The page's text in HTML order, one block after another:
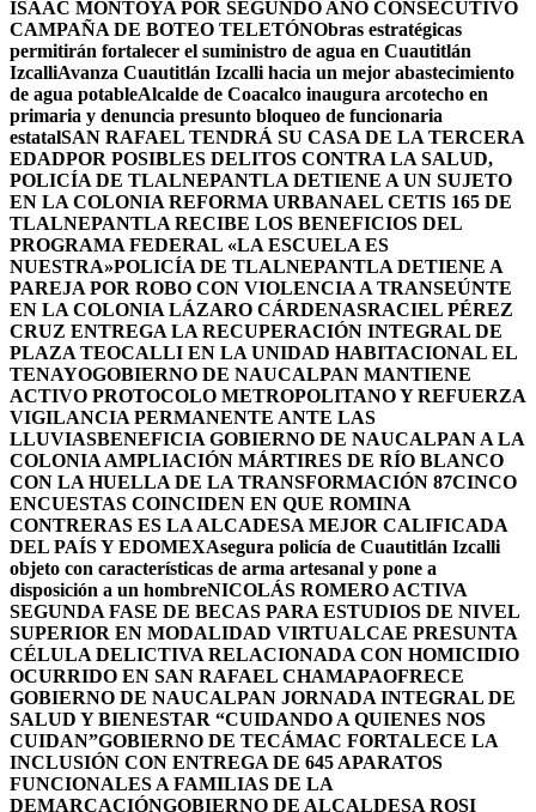
ISAAC MONTOYA POR SEGUNDO AÑO CONSECUTIVO
CAMPAÑA DE BOTEO TELETÓNObras estratégicas
permitirán fortalecer el suministro de agua en Cuautitlán
IzcalliAvanza Cuautitlán Izcalli hacia un mejor abastecimiento
de agua potableAlcalde de Coacalco inaugura arcotecho en
primaria y denuncia presunto bloqueo de funcionaria
estatalSAN RAFAEL TENDRÁ SU CASA DE LA TERCERA
EDADPOR POSIBLES DELITOS CONTRA LA SALUD,
POLICÍA DE TLALNEPANTLA DETIENE A UN SUJETO
EN LA COLONIA REFORMA URBANAEL CETIS 165 DE
TLALNEPANTLA RECIBE LOS BENEFICIOS DEL
PROGRAMA FEDERAL «LA ESCUELA ES
NUESTRA»POLICÍA DE TLALNEPANTLA DETIENE A
PAREJA POR ROBO CON VIOLENCIA A TRANSEÚNTE
EN LA COLONIA LÁZARO CÁRDENASRACIEL PÉREZ
CRUZ ENTREGA LA RECUPERACIÓN INTEGRAL DE
PLAZA TEOCALLI EN LA UNIDAD HABITACIONAL EL
TENAYOGOBIERNO DE NAUCALPAN MANTIENE
ACTIVO PROTOCOLO METROPOLITANO Y REFUERZA
VIGILANCIA PERMANENTE ANTE LAS
LLUVIASBENEFICIA GOBIERNO DE NAUCALPAN A LA
COLONIA AMPLIACIÓN MÁRTIRES DE RÍO BLANCO
CON LA HUELLA DE LA TRANSFORMACIÓN 87CINCO
ENCUESTAS COINCIDEN EN QUE ROMINA
CONTRERAS ES LA ALCADESA MEJOR CALIFICADA
DEL PAÍS Y EDOMEXAsegura policía de Cuautitlán Izcalli
objeto con características de arma artesanal y pone a
disposición a un hombreNICOLÁS ROMERO ACTIVA
SEGUNDA FASE DE BECAS PARA ESTUDIOS DE NIVEL
SUPERIOR EN MODALIDAD VIRTUALCAE PRESUNTA
CÉLULA DELICTIVA RELACIONADA CON HOMICIDIO
OCURRIDO EN SAN RAFAEL CHAMAPAOFRECE
GOBIERNO DE NAUCALPAN JORNADA INTEGRAL DE
SALUD Y BIENESTAR “CUIDANDO A QUIENES NOS
CUIDAN”GOBIERNO DE TECÁMAC FORTALECE LA
INCLUSIÓN CON ENTREGA DE 645 APARATOS
FUNCIONALES A FAMILIAS DE LA
DEMARCACIÓNGOBIERNO DE ALCALDESA ROSI